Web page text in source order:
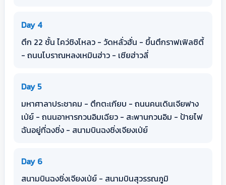
Day 4
ตึก 22 ชั้น ไคว่ชิงโหลว - วัดหลั่วฮั่น - ขึ้นตึกราฟเฟิลซิตี้
- ถนนโบราณหลงเหมินฮ่าว - เซียฮ่าวลี่
Day 5
มหาศาลาประชาคม - ตึกตะเกียบ - ถนนคนเดินเจียฟาง
เป่ย์ - ถนนอาหารกวนอิมเฉียว - สะพานกวนอิม - ป้ายไฟ
ฉันอยู่ที่ฉงชิ่ง - สนามบินฉงชิ่งเจียงเป่ย์
Day 6
สนามบินฉงชิ่งเจียงเป่ย์ - สนามบินสุวรรณภูมิ